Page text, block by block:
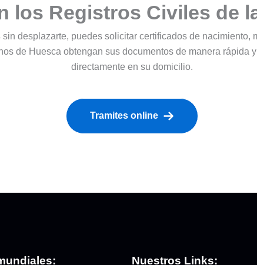
los Registros Civiles de
desplazarte, puedes solicitar certificados de nacimiento,
de Huesca obtengan sus documentos de manera rápida
directamente en su domicilio.
Tramites online
Nuestros Links: